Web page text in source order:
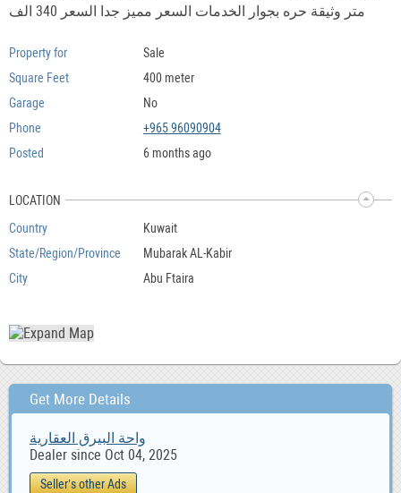
متر وثيقة حره بجوار الخدمات السعر مميز جدا السعر 340 الف
Property for
Sale
Square Feet
400 meter
Garage
No
Phone
+965 96090904
Posted
6 months ago
LOCATION
Country
Kuwait
State/Region/Province
Mubarak AL-Kabir
City
Abu Ftaira
Get More Details
واحة البيرق العقارية
Dealer since Oct 04, 2025
Seller’s other Ads